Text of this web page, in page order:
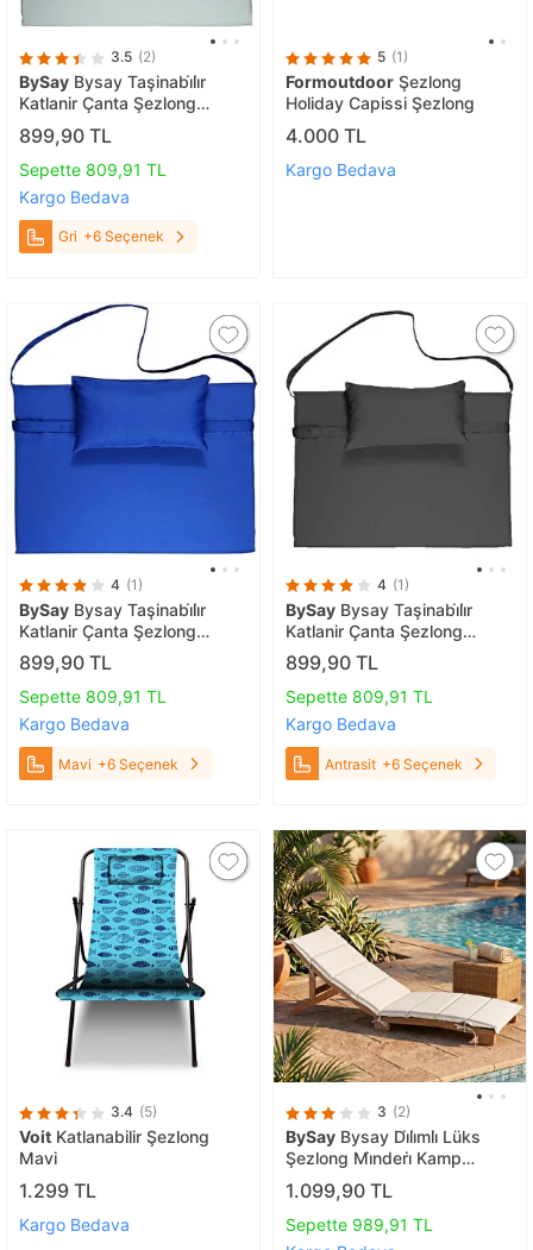
3.5 (2)
BySay Bysay Taşinabi̇li̇r
Katlanir Çanta Şezlong
Mi̇nderi̇, Yastikli Mi̇nder (gri̇)
Gri
899,90 TL
Sepette 809,91 TL
Kargo Bedava
Gri +6 Seçenek
5 (1)
Formoutdoor Şezlong
Holiday Capissi Şezlong
4.000 TL
Kargo Bedava
4 (1)
BySay Bysay Taşinabi̇li̇r
Katlanir Çanta Şezlong
Mi̇nderi̇, Yastikli Mi̇nder
(mavi̇) Mavi
899,90 TL
Sepette 809,91 TL
Kargo Bedava
Mavi +6 Seçenek
4 (1)
BySay Bysay Taşinabi̇li̇r
Katlanir Çanta Şezlong
Mi̇nderi̇, Yastikli Mi̇nder
(antrasi̇t) Antrasit
899,90 TL
Sepette 809,91 TL
Kargo Bedava
Antrasit +6 Seçenek
3.4 (5)
Voit Katlanabilir Şezlong
Mavi
1.299 TL
Kargo Bedava
3 (2)
BySay Bysay Di̇li̇mli̇ Lüks
Şezlong Mi̇nderi̇ Kamp
Mi̇nderi̇ Su İti̇ci̇ Kumaş
Katlanir Taşinir (krem) Krem
1.099,90 TL
Sepette 989,91 TL